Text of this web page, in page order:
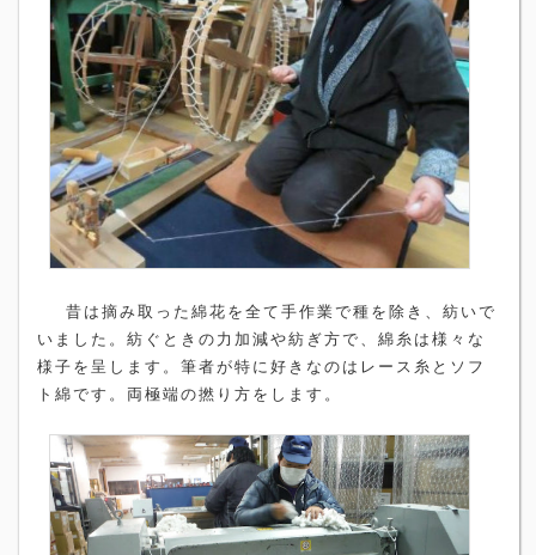
昔は摘み取った綿花を全て手作業で種を除き、紡いで
いました。紡ぐときの力加減や紡ぎ方で、綿糸は様々な
様子を呈します。筆者が特に好きなのはレース糸とソフ
ト綿です。両極端の撚り方をします。